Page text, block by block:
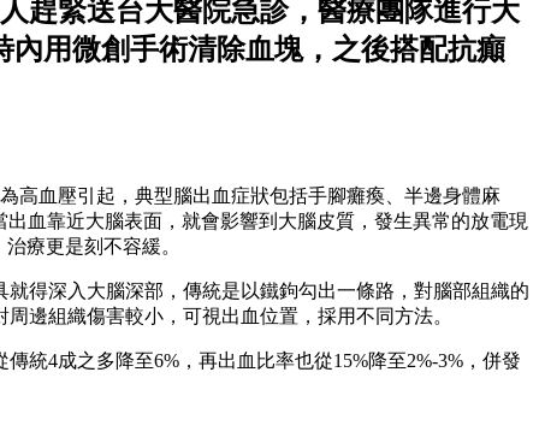
趕緊送台大醫院急診，醫療團隊進行大
用微創手術清除血塊，之後搭配抗癲
高血壓引起，典型腦出血症狀包括手腳癱瘓、半邊身體麻
血靠近大腦表面，就會影響到大腦皮質，發生異常的放電現
療更是刻不容緩。
得深入大腦深部，傳統是以鐵鉤勾出一條路，對腦部組織的
邊組織傷害較小，可視出血位置，採用不同方法。
統4成之多降至6%，再出血比率也從15%降至2%-3%，併發